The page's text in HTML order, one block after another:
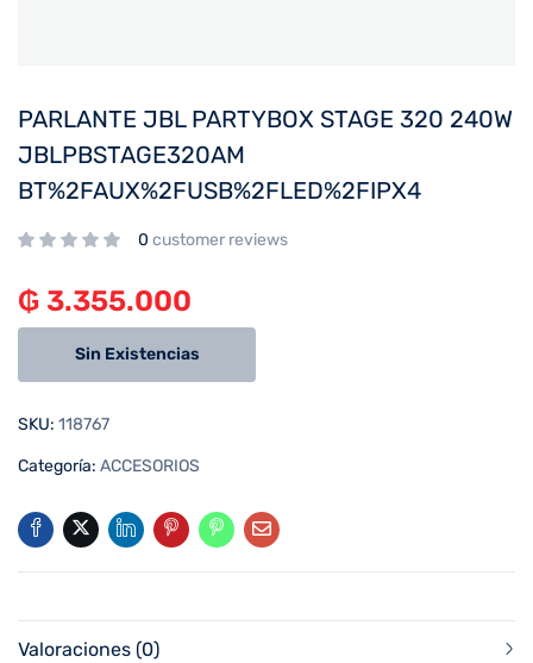
PARLANTE JBL PARTYBOX STAGE 320 240W
JBLPBSTAGE320AM
BT%2FAUX%2FUSB%2FLED%2FIPX4
0 customer reviews
₲ 3.355.000
Sin Existencias
SKU: 118767
Categoría: ACCESORIOS
Valoraciones (0)